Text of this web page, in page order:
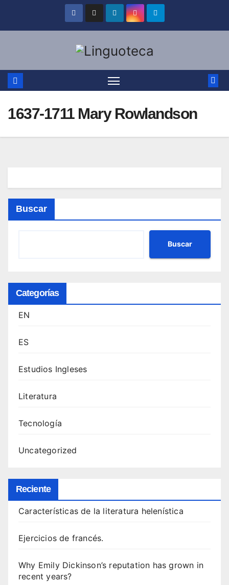
1637-1711 Mary Rowlandson
Buscar
Buscar
Categorías
EN
ES
Estudios Ingleses
Literatura
Tecnología
Uncategorized
Reciente
Características de la literatura helenística
Ejercicios de francés.
Why Emily Dickinson’s reputation has grown in
recent years?